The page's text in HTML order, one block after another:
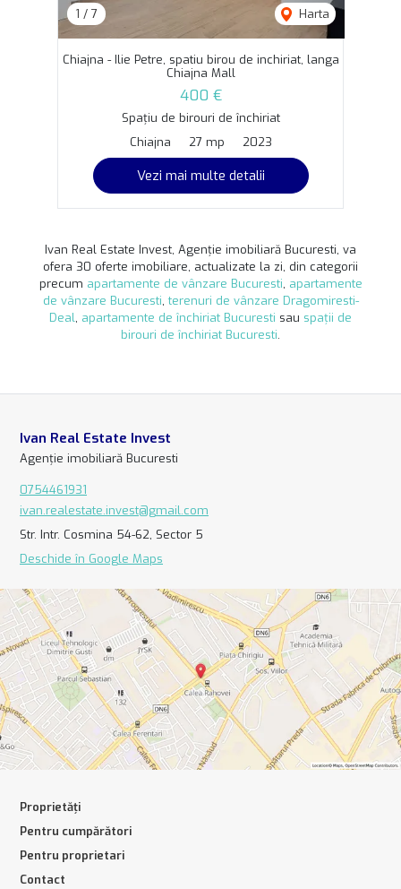
1 / 7 Harta
Chiajna - Ilie Petre, spatiu birou de inchiriat, langa
Chiajna Mall
400 €
Spațiu de birouri de închiriat
Chiajna
27 mp 2023
Vezi mai multe detalii
Ivan Real Estate Invest, Agenție imobiliară Bucuresti, va
ofera 30 oferte imobiliare, actualizate la zi, din categorii
precum apartamente de vânzare Bucuresti, apartamente
de vânzare Bucuresti,terenuri de vânzare Dragomiresti-
Deal, apartamente de închiriat Bucuresti sau spații de
birouri de închiriat Bucuresti.
Ivan Real Estate Invest
Agenție imobiliară Bucuresti
0754461931
ivan.realestate.invest@gmail.com
Str. Intr. Cosmina 54-62, Sector 5
Deschide în Google Maps
Proprietăți
Pentru cumpărători
Pentru proprietari
Contact